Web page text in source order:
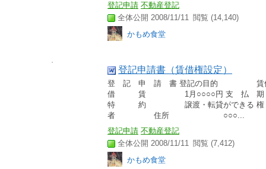
登記申請 不動産登記
全体公開 2008/11/11 閲覧 (14,140)
かもめ食堂
登記申請書（賃借権設定）
登 記 申 請 書 登記の目的 賃
借 賃 1月○○○○円 支 払
特 約 譲渡・転貸がで
者 住所 ○○○...
登記申請 不動産登記
全体公開 2008/11/11 閲覧 (7,412)
かもめ食堂